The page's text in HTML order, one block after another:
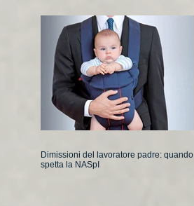
Dimissioni del lavoratore padre: quando
spetta la NASpI